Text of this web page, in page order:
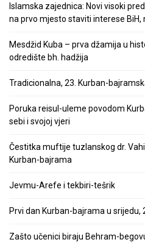
Islamska zajednica: Novi visoki
na prvo mjesto staviti interese BiH,
Mesdžid Kuba – prva džamija u
odredište bh. hadžija
Tradicionalna, 23. Kurban-
Poruka reisul-uleme povodom
sebi i svojoj vjeri
Čestitka muftije tuzlanskog dr.
Kurban-bajrama
Jevmu-Arefe i tekbiri-tešrik
Prvi dan Kurban-bajrama u srijedu,
Zašto učenici biraju Behram-